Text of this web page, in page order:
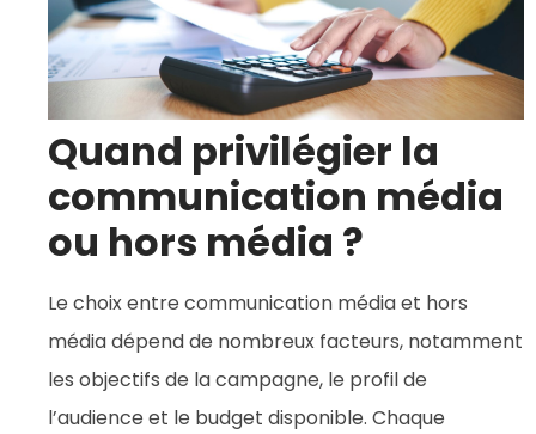
Quand privilégier la
communication média
ou hors média ?
Le choix entre communication média et hors
média dépend de nombreux facteurs, notamment
les objectifs de la campagne, le profil de
l’audience et le budget disponible. Chaque